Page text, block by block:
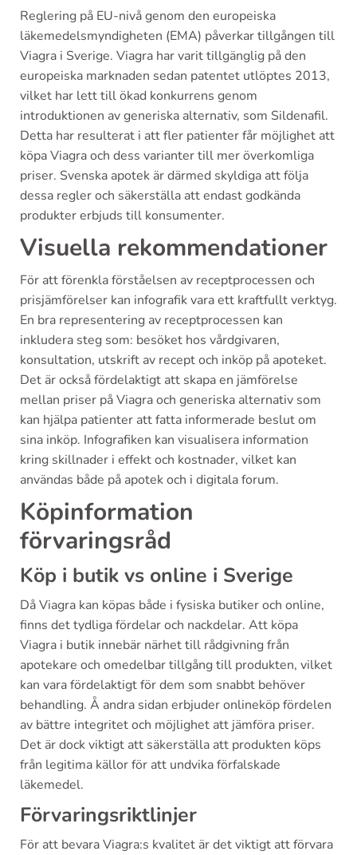
Reglering på EU-nivå genom den europeiska
läkemedelsmyndigheten (EMA) påverkar tillgången till
Viagra i Sverige. Viagra har varit tillgänglig på den
europeiska marknaden sedan patentet utlöptes 2013,
vilket har lett till ökad konkurrens genom
introduktionen av generiska alternativ, som Sildenafil.
Detta har resulterat i att fler patienter får möjlighet att
köpa Viagra och dess varianter till mer överkomliga
priser. Svenska apotek är därmed skyldiga att följa
dessa regler och säkerställa att endast godkända
produkter erbjuds till konsumenter.
Visuella rekommendationer
För att förenkla förståelsen av receptprocessen och
prisjämförelser kan infografik vara ett kraftfullt verktyg.
En bra representering av receptprocessen kan
inkludera steg som: besöket hos vårdgivaren,
konsultation, utskrift av recept och inköp på apoteket.
Det är också fördelaktigt att skapa en jämförelse
mellan priser på Viagra och generiska alternativ som
kan hjälpa patienter att fatta informerade beslut om
sina inköp. Infografiken kan visualisera information
kring skillnader i effekt och kostnader, vilket kan
användas både på apotek och i digitala forum.
Köpinformation
förvaringsråd
Köp i butik vs online i Sverige
Då Viagra kan köpas både i fysiska butiker och online,
finns det tydliga fördelar och nackdelar. Att köpa
Viagra i butik innebär närhet till rådgivning från
apotekare och omedelbar tillgång till produkten, vilket
kan vara fördelaktigt för dem som snabbt behöver
behandling. Å andra sidan erbjuder onlineköp fördelen
av bättre integritet och möjlighet att jämföra priser.
Det är dock viktigt att säkerställa att produkten köps
från legitima källor för att undvika förfalskade
läkemedel.
Förvaringsriktlinjer
För att bevara Viagra:s kvalitet är det viktigt att förvara